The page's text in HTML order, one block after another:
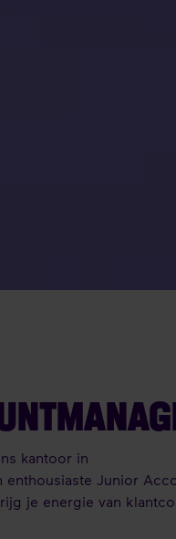
kantoor in
Junior
je energie van